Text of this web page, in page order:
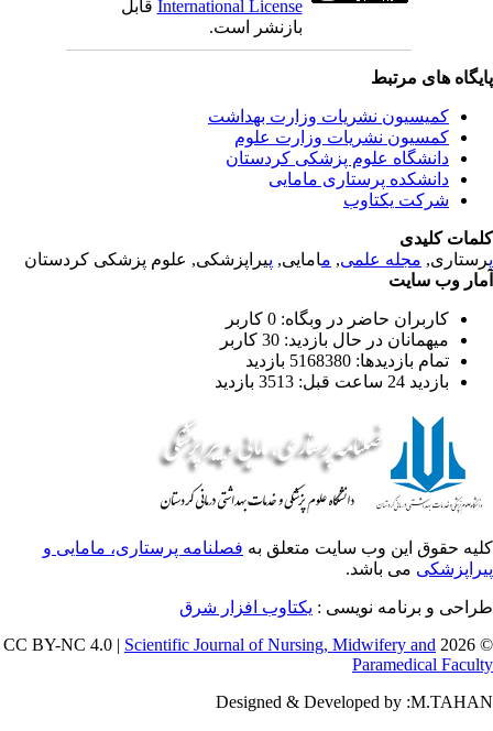
International Licenseقابل
بازنشر است.
های مرتبط
کمیسیون نشریات وزارت بهداشت
کمسیون نشریات وزارت علوم
دانشگاه علوم پزشکی کردستان
دانشکده پرستاری مامایی
شرکت یکتاوب
کلیدی
مجله علمی, م امایی, پیراپزشکی, علوم پزشکی کردستان
وب سایت
کاربران حاضر در وبگاه: 0 کاربر
میهمانان در حال بازدید: 30 کاربر
تمام بازدید‌ها: 5168380 بازدید
بازدید 24 ساعت قبل: 3513 بازدید
حقوق این وب سایت متعلق بهفصلنامه پرستاری، مامایی و
می باشد.
و برنامه نویسی : یکتاوب افزار شرق
©
Scientific Journal of Nursing, Midwifery and
Paramedical
Designed & Developed by